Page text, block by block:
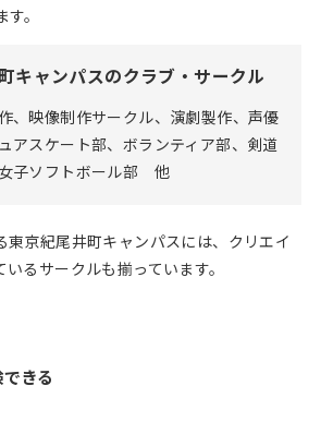
。
キャンパスのクラブ・サークル
、映像制作サークル、演劇製作、声優
アスケート部、ボランティア部、剣道
子ソフトボール部 他
東京紀尾井町キャンパスには、クリエイ
るサークルも揃っています。
きる